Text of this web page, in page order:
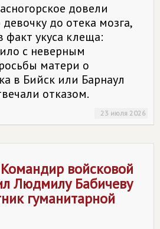
довели
до отека мозга,
факт укуса клеща:
с неверным
матери о
в Бийск или Барнаул
отказом.
23 июля 2026
войсковой
Людмилу Бабичеву
гуманитарной